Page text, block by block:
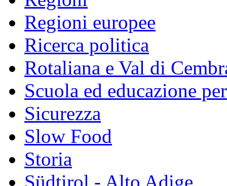
Regioni europee
Ricerca politica
Rotaliana e Val di
Scuola ed educazione
Sicurezza
Slow Food
Storia